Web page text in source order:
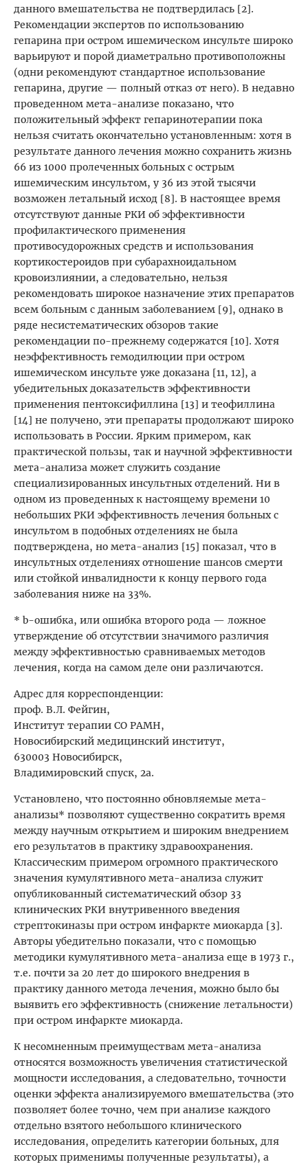
данного вмешательства не подтвердилась [2].
Рекомендации экспертов по использованию
гепарина при остром ишемическом инсульте широко
варьируют и порой диаметрально противоположны
(одни рекомендуют стандартное использование
гепарина, другие — полный отказ от него). В недавно
проведенном мета-анализе показано, что
положительный эффект гепаринотерапии пока
нельзя считать окончательно установленным: хотя в
результате данного лечения можно сохранить жизнь
66 из 1000 пролеченных больных с острым
ишемическим инсультом, у 36 из этой тысячи
возможен летальный исход [8]. В настоящее время
отсутствуют данные РКИ об эффективности
профилактического применения
противосудорожных средств и использования
кортикостероидов при субарахноидальном
кровоизлиянии, а следовательно, нельзя
рекомендовать широкое назначение этих препаратов
всем больным с данным заболеванием [9], однако в
ряде несистематических обзоров такие
рекомендации по-прежнему содержатся [10]. Хотя
неэффективность гемодилюции при остром
ишемическом инсульте уже доказана [11, 12], а
убедительных доказательств эффективности
применения пентоксифиллина [13] и теофиллина
[14] не получено, эти препараты продолжают широко
использовать в России. Ярким примером, как
практической пользы, так и научной эффективности
мета-анализа может служить создание
специализированных инсультных отделений. Ни в
одном из проведенных к настоящему времени 10
небольших РКИ эффективность лечения больных с
инсультом в подобных отделениях не была
подтверждена, но мета-анализ [15] показал, что в
инсультных отделениях отношение шансов смерти
или стойкой инвалидности к концу первого года
заболевания ниже на 33%.
* b-ошибка, или ошибка второго рода — ложное
утверждение об отсутствии значимого различия
между эффективностью сравниваемых методов
лечения, когда на самом деле они различаются.
Адрес для корреспонденции:
проф. В.Л. Фейгин,
Институт терапии СО РАМН,
Новосибирский медицинский институт,
630003 Новосибирск,
Владимировский спуск, 2а.
Установлено, что постоянно обновляемые мета-
анализы* позволяют существенно сократить время
между научным открытием и широким внедрением
его результатов в практику здравоохранения.
Классическим примером огромного практического
значения кумулятивного мета-анализа служит
опубликованный систематический обзор 33
клинических РКИ внутривенного введения
стрептокиназы при остром инфаркте миокарда [3].
Авторы убедительно показали, что с помощью
методики кумулятивного мета-анализа еще в 1973 г.,
т.е. почти за 20 лет до широкого внедрения в
практику данного метода лечения, можно было бы
выявить его эффективность (снижение летальности)
при остром инфаркте миокарда.
К несомненным преимуществам мета-анализа
относятся возможность увеличения статистической
мощности исследования, а следовательно, точности
оценки эффекта анализируемого вмешательства (это
позволяет более точно, чем при анализе каждого
отдельно взятого небольшого клинического
исследования, определить категории больных, для
которых применимы полученные результаты), а